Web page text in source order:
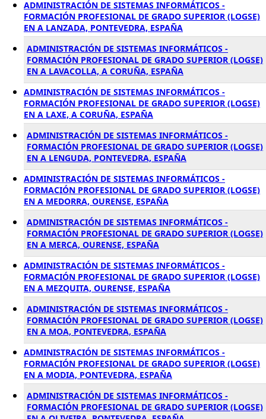
ADMINISTRACIÓN DE SISTEMAS INFORMÁTICOS -
FORMACIÓN PROFESIONAL DE GRADO SUPERIOR (LOGSE)
EN A LANZADA, PONTEVEDRA, ESPAÑA
ADMINISTRACIÓN DE SISTEMAS INFORMÁTICOS -
FORMACIÓN PROFESIONAL DE GRADO SUPERIOR (LOGSE)
EN A LAVACOLLA, A CORUÑA, ESPAÑA
ADMINISTRACIÓN DE SISTEMAS INFORMÁTICOS -
FORMACIÓN PROFESIONAL DE GRADO SUPERIOR (LOGSE)
EN A LAXE, A CORUÑA, ESPAÑA
ADMINISTRACIÓN DE SISTEMAS INFORMÁTICOS -
FORMACIÓN PROFESIONAL DE GRADO SUPERIOR (LOGSE)
EN A LENGUDA, PONTEVEDRA, ESPAÑA
ADMINISTRACIÓN DE SISTEMAS INFORMÁTICOS -
FORMACIÓN PROFESIONAL DE GRADO SUPERIOR (LOGSE)
EN A MEDORRA, OURENSE, ESPAÑA
ADMINISTRACIÓN DE SISTEMAS INFORMÁTICOS -
FORMACIÓN PROFESIONAL DE GRADO SUPERIOR (LOGSE)
EN A MERCA, OURENSE, ESPAÑA
ADMINISTRACIÓN DE SISTEMAS INFORMÁTICOS -
FORMACIÓN PROFESIONAL DE GRADO SUPERIOR (LOGSE)
EN A MEZQUITA, OURENSE, ESPAÑA
ADMINISTRACIÓN DE SISTEMAS INFORMÁTICOS -
FORMACIÓN PROFESIONAL DE GRADO SUPERIOR (LOGSE)
EN A MOA, PONTEVEDRA, ESPAÑA
ADMINISTRACIÓN DE SISTEMAS INFORMÁTICOS -
FORMACIÓN PROFESIONAL DE GRADO SUPERIOR (LOGSE)
EN A MODIA, PONTEVEDRA, ESPAÑA
ADMINISTRACIÓN DE SISTEMAS INFORMÁTICOS -
FORMACIÓN PROFESIONAL DE GRADO SUPERIOR (LOGSE)